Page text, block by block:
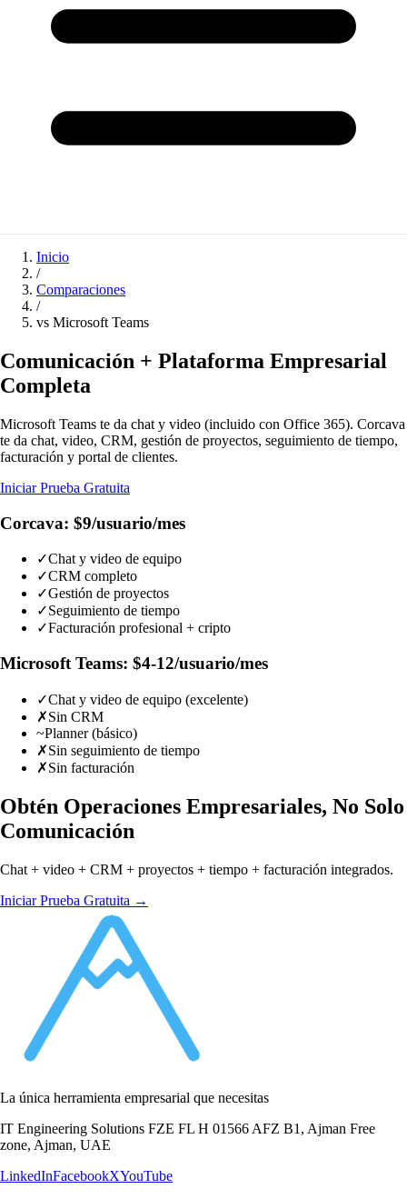
Inicio
/
Comparaciones
/
vs Microsoft Teams
Comunicación + Plataforma Empresarial
Completa
Microsoft Teams te da chat y video (incluido con Office 365). Corcava
te da chat, video, CRM, gestión de proyectos, seguimiento de tiempo,
facturación y portal de clientes.
Iniciar Prueba Gratuita
Corcava: $9/usuario/mes
✓Chat y video de equipo
✓CRM completo
✓Gestión de proyectos
✓Seguimiento de tiempo
✓Facturación profesional + cripto
Microsoft Teams: $4-12/usuario/mes
✓Chat y video de equipo (excelente)
✗Sin CRM
~Planner (básico)
✗Sin seguimiento de tiempo
✗Sin facturación
Obtén Operaciones Empresariales, No Solo
Comunicación
Chat + video + CRM + proyectos + tiempo + facturación integrados.
Iniciar Prueba Gratuita →
La única herramienta empresarial que necesitas
IT Engineering Solutions FZE FL H 01566 AFZ B1, Ajman Free
zone, Ajman, UAE
LinkedInFacebookXYouTube